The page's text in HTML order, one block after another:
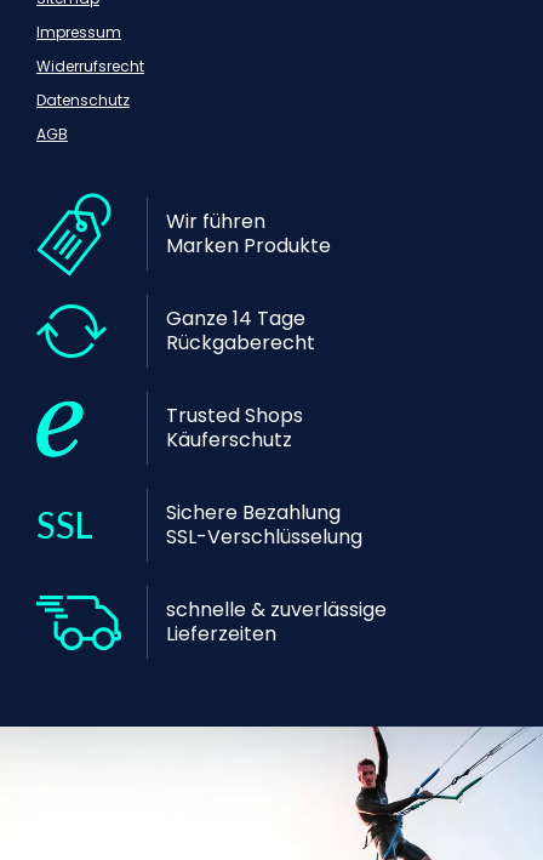
Impressum
Widerrufsrecht
Datenschutz
AGB
Wir führen
Marken Produkte
Ganze 14 Tage
Rückgaberecht
Trusted Shops
Käuferschutz
Sichere Bezahlung
SSL-Verschlüsselung
schnelle & zuverlässige
Lieferzeiten